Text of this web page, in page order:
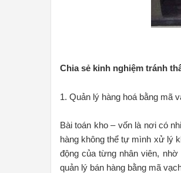
Chia sẻ kinh nghiệm tránh
1. Quản lý hàng hoá bằng mã
Bài toán kho – vốn là nơi có
hàng không thể tự mình xử lý
động của từng nhân viên,
quản lý bán hàng bằng mã